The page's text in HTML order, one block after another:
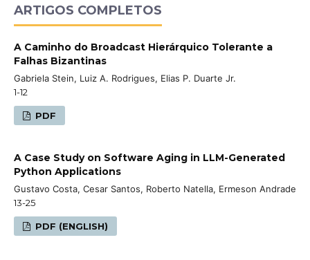
ARTIGOS COMPLETOS
A Caminho do Broadcast Hierárquico Tolerante a
Falhas Bizantinas
Gabriela Stein, Luiz A. Rodrigues, Elias P. Duarte Jr.
1-12
PDF
A Case Study on Software Aging in LLM-Generated
Python Applications
Gustavo Costa, Cesar Santos, Roberto Natella, Ermeson Andrade
13-25
PDF (ENGLISH)